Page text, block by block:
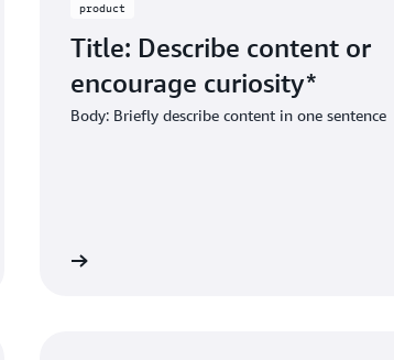
product
Title: Describe content or
encourage curiosity*
Body: Briefly describe content in one sentence